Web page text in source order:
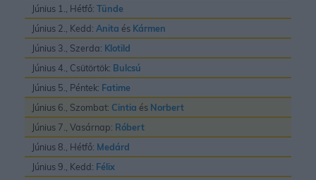
Június 1., Hétfő: Tünde
Június 2., Kedd: Anita és Kármen
Június 3., Szerda: Klotild
Június 4., Csütörtök: Bulcsú
Június 5., Péntek: Fatime
Június 6., Szombat: Cintia és Norbert
Június 7., Vasárnap: Róbert
Június 8., Hétfő: Medárd
Június 9., Kedd: Félix